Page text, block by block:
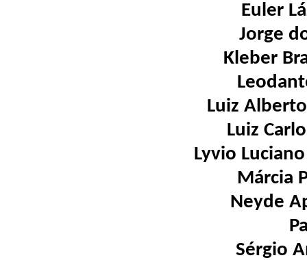
Euler
Jorge
Kleber
Luiz
Luiz
Lyvio
Márcia
Neyde
Sérgio